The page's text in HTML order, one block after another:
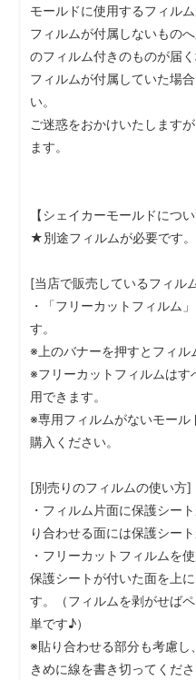
モールドに使用するフィル
フィルムが付属しないもの
のフィルム付きのものが届く
フィルムが付属していた場
い。
ご迷惑をおかけいたします
ます。
【シェイカーモールドについ
★別途フィルムが必要です。
[当店で販売しているフィル
・「フリーカットフィルム
す。
※上のバナーを押すとフィル
※フリーカットフィルムはす
用できます。
※専用フィルムがないモー
購入ください。
[別売りのフィルムの使い方]
・フィルム片面に保護シー
り合わせる面には保護シー
・フリーカットフィルムを
保護シートが付いた面を上
す。（フィルムを剥がせば
単です♪）
※貼り合わせる部分も考慮
きめに線を書き切ってくださ